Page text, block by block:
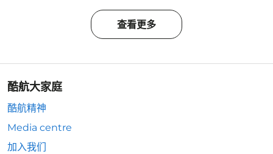
查看更多
酷航大家庭
酷航精神
Media centre
加入我们